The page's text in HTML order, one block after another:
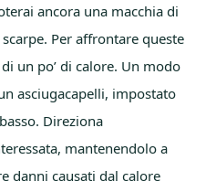
ancora una macchia di
Per affrontare queste
un po’ di calore. Un modo
asciugacapelli, impostato
Direziona
mantenendolo a
danni causati dal calore